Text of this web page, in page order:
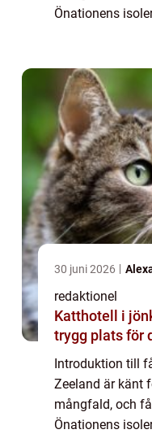
Önationens
världe...
30 juni 2026
redaktionel
Katthotell i jönköping så
trygg plats för
Introduktion till
Zeeland är känt
mångfald, och
Önationens